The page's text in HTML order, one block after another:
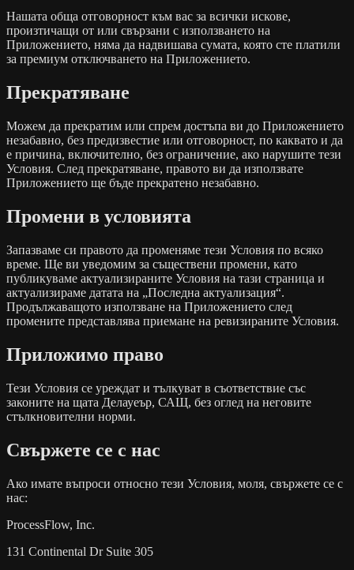
Нашата обща отговорност към вас за всички искове,
произтичащи от или свързани с използването на
Приложението, няма да надвишава сумата, която сте платили
за премиум отключването на Приложението.
Прекратяване
Можем да прекратим или спрем достъпа ви до Приложението
незабавно, без предизвестие или отговорност, по каквато и да
е причина, включително, без ограничение, ако нарушите тези
Условия. След прекратяване, правото ви да използвате
Приложението ще бъде прекратено незабавно.
Промени в условията
Запазваме си правото да променяме тези Условия по всяко
време. Ще ви уведомим за съществени промени, като
публикуваме актуализираните Условия на тази страница и
актуализираме датата на „Последна актуализация“.
Продължаващото използване на Приложението след
промените представлява приемане на ревизираните Условия.
Приложимо право
Тези Условия се уреждат и тълкуват в съответствие със
законите на щата Делауеър, САЩ, без оглед на неговите
стълкновителни норми.
Свържете се с нас
Ако имате въпроси относно тези Условия, моля, свържете се с
нас:
ProcessFlow, Inc.
131 Continental Dr Suite 305